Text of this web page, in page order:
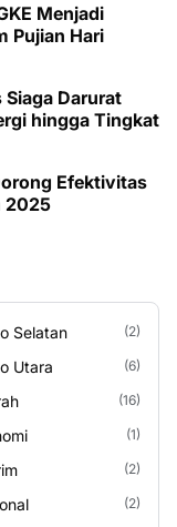
Menjadi
Pujian Hari
Darurat
hingga Tingkat
Efektivitas
2025
Selatan (2)
Utara (6)
(16)
(1)
(2)
(2)